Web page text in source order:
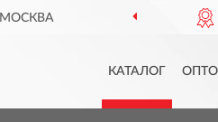
МОСКВА
КАТАЛОГ